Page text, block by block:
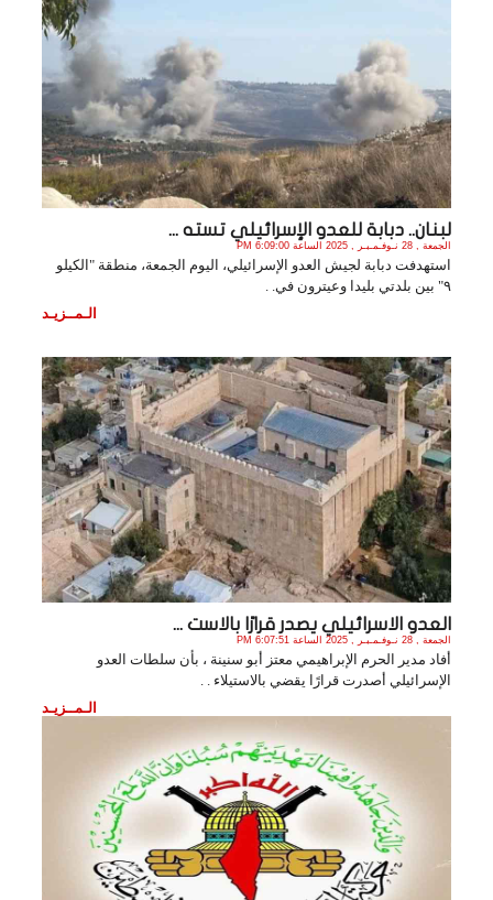
لبنان.. دبابة للعدو الإسرائيلي تسته ...
الجمعة , 28 نـوفـمـبـر , 2025 الساعة 6:09:00 PM
استهدفت دبابة لجيش العدو الإسرائيلي، اليوم الجمعة، منطقة "الكيلو
٩" بين بلدتي بليدا وعيترون في. .
الـمــزيـد
العدو الاسرائيلي يصدر قرارًا بالاست ...
الجمعة , 28 نـوفـمـبـر , 2025 الساعة 6:07:51 PM
أفاد مدير الحرم الإبراهيمي معتز أبو سنينة ، بأن سلطات العدو
الإسرائيلي أصدرت قرارًا يقضي بالاستيلاء . .
الـمــزيـد